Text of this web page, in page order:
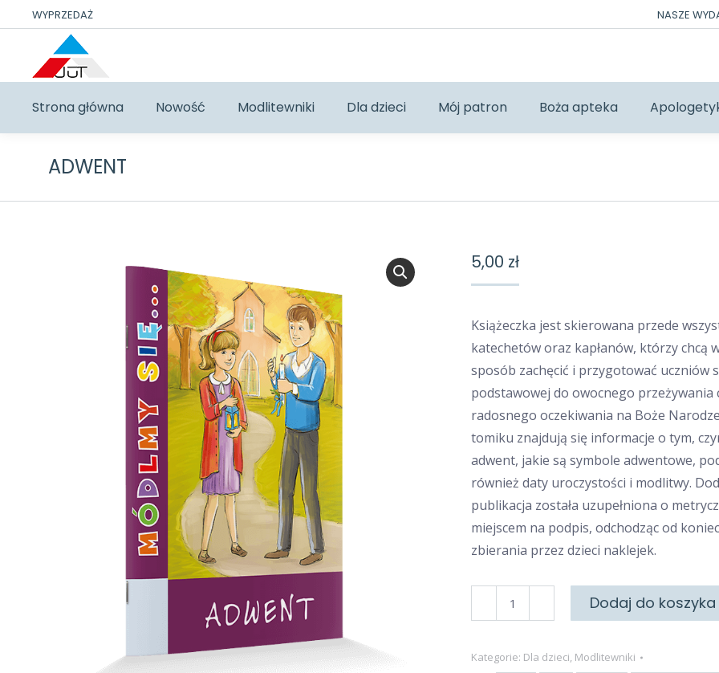
WYPRZEDAŻ NASZE
Strona główna Nowość Modlitewniki Dla dzieci Mój patron Boża apteka
ADWENT
5,00 zł
Książeczka jest skierowana przede
katechetów oraz kapłanów, którzy chcą
sposób zachęcić i przygotować uczniów
podstawowej do owocnego przeżywania
radosnego oczekiwania na Boże
tomiku znajdują się informacje o tym,
adwent, jakie są symbole adwentowe,
również daty uroczystości i modlitwy.
publikacja została uzupełniona o
miejscem na podpis, odchodząc od
zbierania przez dzieci naklejek.
Adwent
Dodaj do koszyka
Kategorie: Dla dzieci, Modlitewniki